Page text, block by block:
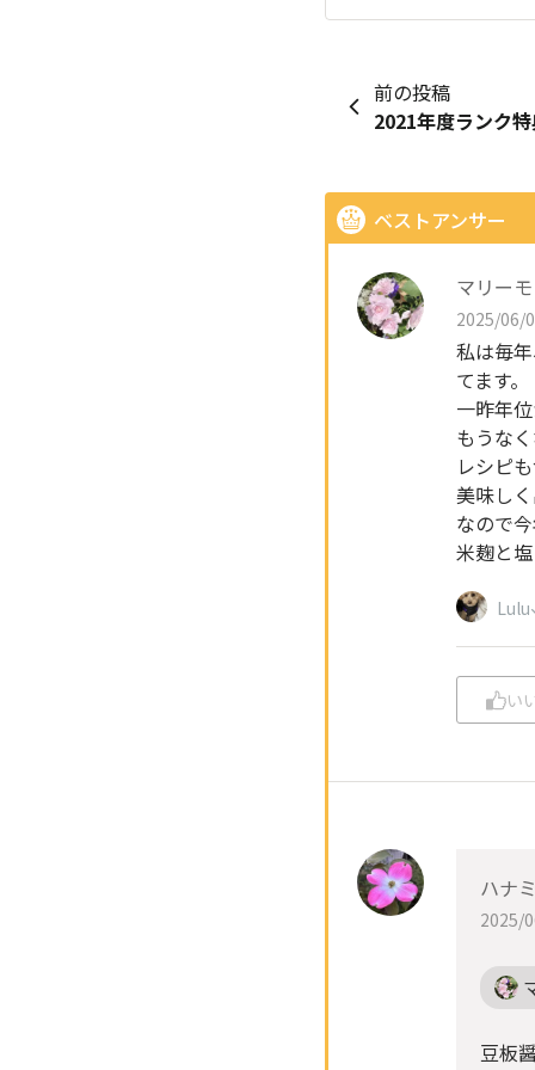
前の投稿
ベストアンサー
マリー
2025/06/
私は毎
てます。
一昨年
もうな
レシピ
美味し
なので
米麹と
Lulu
い
ハナ
2025/
豆板